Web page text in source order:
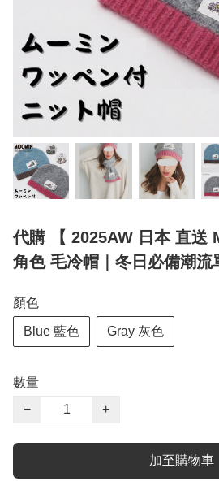
代購 【 2025AW 日本 直送
角色 毛冷帽｜冬日必備潮流
顏色
Blue 藍色 Gray 灰色
數量
−
+
加至購物車